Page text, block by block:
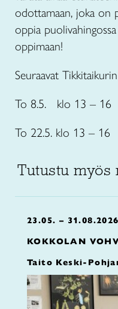
odottamaan, joka on
oppia
oppimaan!
Seuraavat
To 8.5.
klo 13 – 16
To 22.5. klo 13 – 16
Tutustu myös
23.05. – 31.08.2026
KOKKOLAN
Taito Keski-